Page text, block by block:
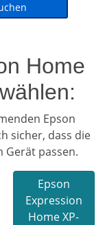
Home
Epson
sicher, dass die
passen.
Epson
Expression
Home XP-